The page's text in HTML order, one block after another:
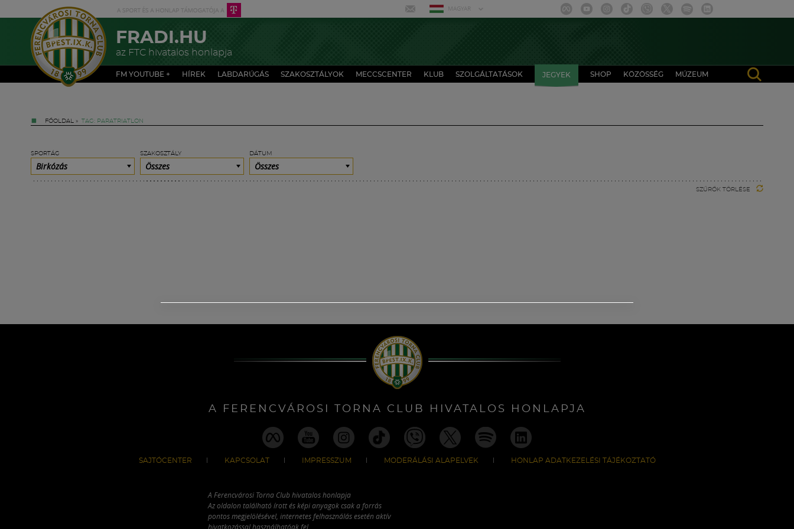
MAGYAR
FRADI.HU
az FTC hivatalos honlapja
FM YOUTUBE + HÍREK LABDARÚGÁS SZAKOSZTÁLYOK MECCSCENTER KLUB SZOLGÁLTATÁSOK JEGYEK SHOP KÖZÖSSÉG MÚZEUM
FŐOLDAL » TAG: PARATRIATLON
SPORTÁG
Birkózás
SZAKOSZTÁLY
Összes
DÁTUM
Összes
SZŰRŐK TÖRLÉSE
A FERENCVÁROSI TORNA CLUB HIVATALOS HONLAPJA
SAJTÓCENTER KAPCSOLAT IMPRESSZUM MODERÁLÁSI ALAPELVEK HONLAP ADATKEZELÉSI TÁJÉKOZTATÓ
A Ferencvárosi Torna Club hivatalos honlapja
Az oldalon található írott és képi anyagok csak a forrás
pontos megjelölésével, internetes felhasználás esetén aktív
hivatkozással használhatóak fel.